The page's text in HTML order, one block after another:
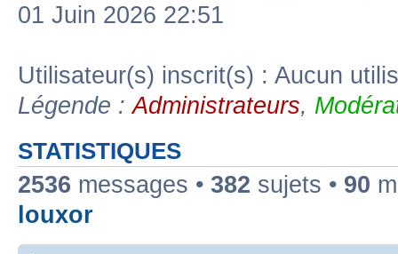
01 Juin 2026 22:51
Utilisateur(s) inscrit(s) : Aucun
Légende :Administrateurs,
STATISTIQUES
2536 messages • 382 sujets • 90
louxor